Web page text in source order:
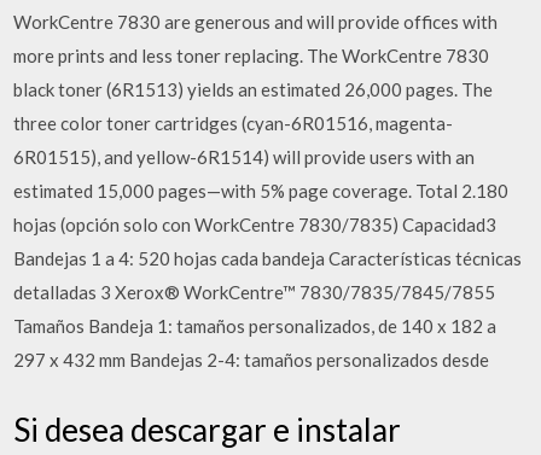
WorkCentre 7830 are generous and will provide offices with
more prints and less toner replacing. The WorkCentre 7830
black toner (6R1513) yields an estimated 26,000 pages. The
three color toner cartridges (cyan-6R01516, magenta-
6R01515), and yellow-6R1514) will provide users with an
estimated 15,000 pages—with 5% page coverage. Total 2.180
hojas (opción solo con WorkCentre 7830/7835) Capacidad3
Bandejas 1 a 4: 520 hojas cada bandeja Características técnicas
detalladas 3 Xerox® WorkCentre™ 7830/7835/7845/7855
Tamaños Bandeja 1: tamaños personalizados, de 140 x 182 a
297 x 432 mm Bandejas 2-4: tamaños personalizados desde
Si desea descargar e instalar